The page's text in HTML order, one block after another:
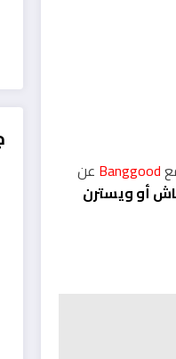
Banggood عن
أو ويسترن